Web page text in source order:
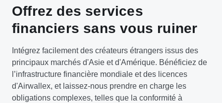
Offrez des services
financiers sans vous ruiner
Intégrez facilement des créateurs étrangers issus des
principaux marchés d'Asie et d'Amérique. Bénéficiez de
l’infrastructure financière mondiale et des licences
d'Airwallex, et laissez-nous prendre en charge les
obligations complexes, telles que la conformité à